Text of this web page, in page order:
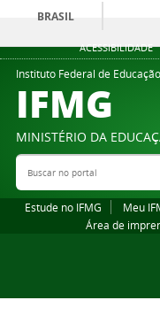
ACESSIBILIDADE
BRASIL
Instituto Federal de
IFMG
MINISTÉRIO DA
Buscar no portal
Estude no IFMG Meu
Área de